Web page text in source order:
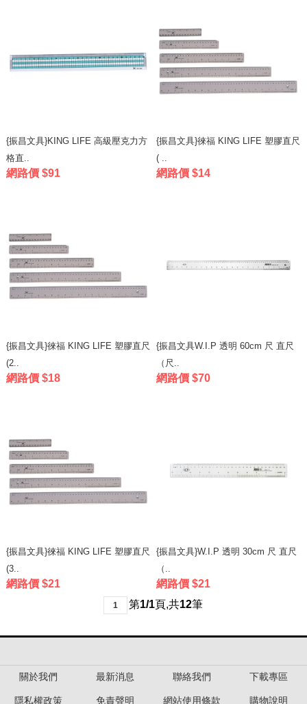
{振昌文具}KING LIFE 高級壓克力方
格直..
網路價 $91
{振昌文具}徠福 KING LIFE 塑膠直尺
( ..
網路價 $14
{振昌文具}徠福 KING LIFE 塑膠直尺
(2..
網路價 $18
{振昌文具W.I.P 透明 60cm 尺 直尺
（尺..
網路價 $70
{振昌文具}徠福 KING LIFE 塑膠直尺
(3..
網路價 $21
{振昌文具}W.I.P 透明 30cm 尺 直尺
（..
網路價 $21
1 第1/1頁,共12筆
關於我們 最新消息 聯絡我們 下載專區
隱私權政策 免責聲明 網站使用條款 購物說明